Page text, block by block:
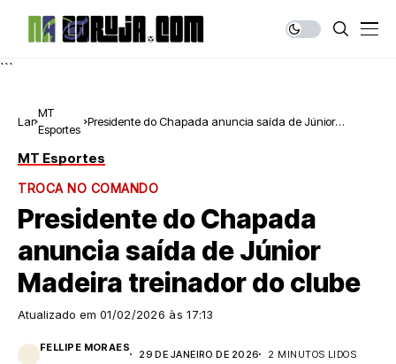
```
Lar
MT
Esportes
Presidente do Chapada anuncia saída de Júnior
MT Esportes
TROCA NO COMANDO
Presidente do Chapada
anuncia saída de Júnior
Madeira treinador do clube
Atualizado em 01/02/2026 às 17:13
FELLIPE MORAES
29 DE JANEIRO DE 2026 2 MINUTOS LIDOS